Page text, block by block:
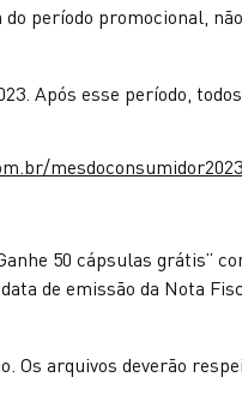
período promocional,
Após esse período,
mesdoconsumidor2023
50 cápsulas grátis”
de emissão da Nota
Os arquivos deverão